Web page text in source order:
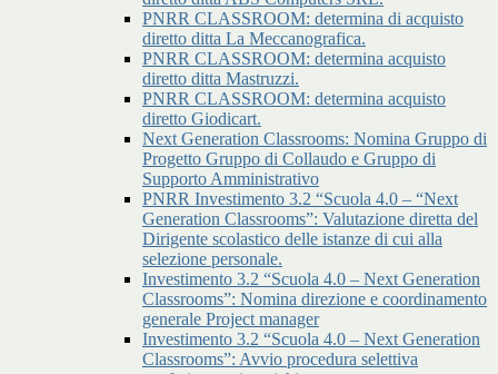
PNRR CLASSROOM: determina di acquisto
diretto ditta La Meccanografica.
PNRR CLASSROOM: determina acquisto
diretto ditta Mastruzzi.
PNRR CLASSROOM: determina acquisto
diretto Giodicart.
Next Generation Classrooms: Nomina Gruppo di
Progetto Gruppo di Collaudo e Gruppo di
Supporto Amministrativo
PNRR Investimento 3.2 “Scuola 4.0 – “Next
Generation Classrooms”: Valutazione diretta del
Dirigente scolastico delle istanze di cui alla
selezione personale.
Investimento 3.2 “Scuola 4.0 – Next Generation
Classrooms”: Nomina direzione e coordinamento
generale Project manager
Investimento 3.2 “Scuola 4.0 – Next Generation
Classrooms”: Avvio procedura selettiva